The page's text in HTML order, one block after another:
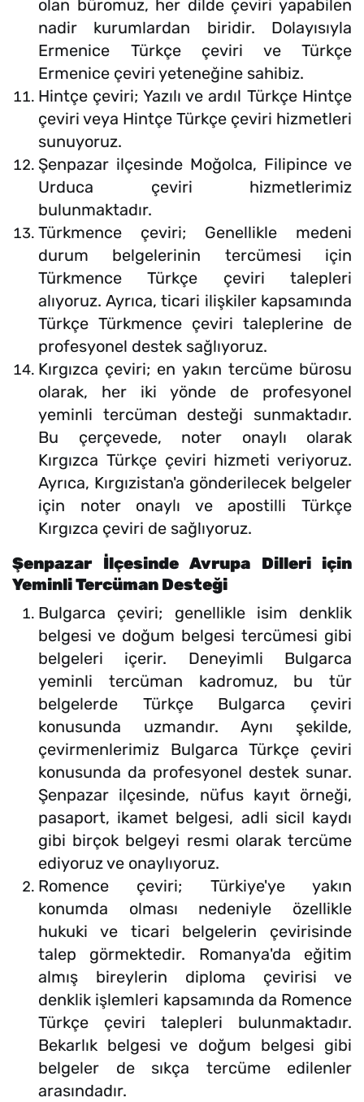
olan büromuz, her dilde çeviri yapabilen
nadir kurumlardan biridir. Dolayısıyla
Ermenice Türkçe çeviri ve Türkçe
Ermenice çeviri yeteneğine sahibiz.
Hintçe çeviri; Yazılı ve ardıl Türkçe Hintçe
çeviri veya Hintçe Türkçe çeviri hizmetleri
sunuyoruz.
Şenpazar ilçesinde Moğolca, Filipince ve
Urduca çeviri hizmetlerimiz
bulunmaktadır.
Türkmence çeviri; Genellikle medeni
durum belgelerinin tercümesi için
Türkmence Türkçe çeviri talepleri
alıyoruz. Ayrıca, ticari ilişkiler kapsamında
Türkçe Türkmence çeviri taleplerine de
profesyonel destek sağlıyoruz.
Kırgızca çeviri; en yakın tercüme bürosu
olarak, her iki yönde de profesyonel
yeminli tercüman desteği sunmaktadır.
Bu çerçevede, noter onaylı olarak
Kırgızca Türkçe çeviri hizmeti veriyoruz.
Ayrıca, Kırgızistan'a gönderilecek belgeler
için noter onaylı ve apostilli Türkçe
Kırgızca çeviri de sağlıyoruz.
Şenpazar İlçesinde Avrupa Dilleri için
Yeminli Tercüman Desteği
Bulgarca çeviri; genellikle isim denklik
belgesi ve doğum belgesi tercümesi gibi
belgeleri içerir. Deneyimli Bulgarca
yeminli tercüman kadromuz, bu tür
belgelerde Türkçe Bulgarca çeviri
konusunda uzmandır. Aynı şekilde,
çevirmenlerimiz Bulgarca Türkçe çeviri
konusunda da profesyonel destek sunar.
Şenpazar ilçesinde, nüfus kayıt örneği,
pasaport, ikamet belgesi, adli sicil kaydı
gibi birçok belgeyi resmi olarak tercüme
ediyoruz ve onaylıyoruz.
Romence çeviri; Türkiye'ye yakın
konumda olması nedeniyle özellikle
hukuki ve ticari belgelerin çevirisinde
talep görmektedir. Romanya'da eğitim
almış bireylerin diploma çevirisi ve
denklik işlemleri kapsamında da Romence
Türkçe çeviri talepleri bulunmaktadır.
Bekarlık belgesi ve doğum belgesi gibi
belgeler de sıkça tercüme edilenler
arasındadır.